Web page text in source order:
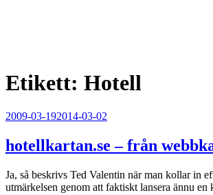
Etikett: Hotell
Publicerat
2009-03-192014-03-02
hotellkartan.se – från
Ja, så beskrivs Ted Valentin när man kollar in
utmärkelsen genom att faktiskt lansera ännu en